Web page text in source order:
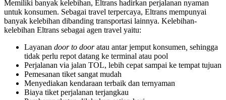
Memiliki banyak kelebihan, Eltrans hadirkan perjalanan nyaman
untuk konsumen. Sebagai travel terpercaya, Eltrans mempunyai
banyak kelebihan dibanding transportasi lainnya. Kelebihan-
kelebihan Eltrans sebagai agen travel yaitu:
Layanan door to dooratau antar jemput konsumen sehingga
tidak perlu repot datang ke terminal atau pool
Perjalanan via jalan TOL, lebih cepat sampai ke tempat tujuan
Pemesanan tiket sangat mudah
Menyediakan kendaraan terbaik dan ternyaman
Biaya tiket perjalanan terjangkau